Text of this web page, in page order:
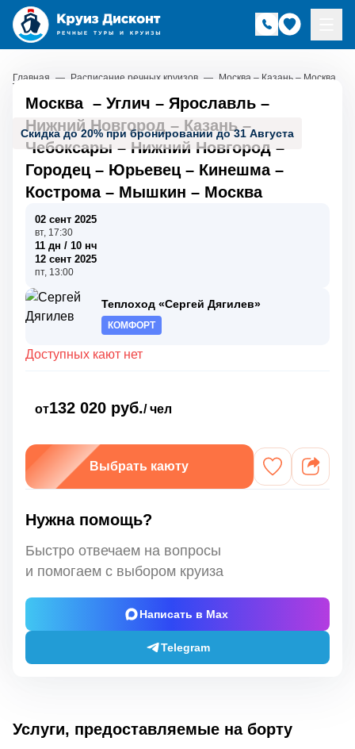
Главная — Расписание речных круизов — Москва – Казань – Москва
Скидка до 20% при бронировании до 31 Августа
Москва – Углич – Ярославль –
Нижний Новгород – Казань–
Чебоксары – Нижний Новгород –
Городец– Юрьевец– Кинешма–
Кострома– Мышкин – Москва
02 сент 2025
вт, 17:30
11 дн / 10 нч
12 сент 2025
пт, 13:00
Теплоход «Сергей Дягилев»
КОМФОРТ
Доступных кают нет
от132 020 руб./ чел
Выбрать каюту
Нужна помощь?
Быстро отвечаем на вопросы
и помогаем с выбором круиза
Написать в Max
Telegram
Услуги, предоставляемые на борту